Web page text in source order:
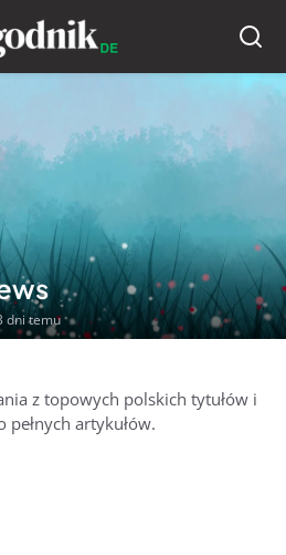
dni temu
z topowych polskich tytułów i
artykułów.